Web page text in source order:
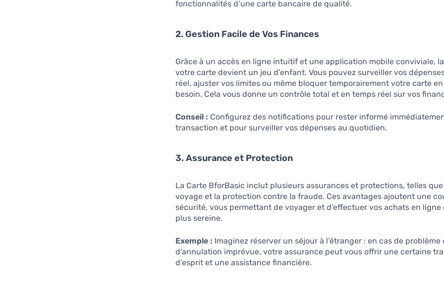
fonctionnalités d’une carte bancaire de qualité.
2. Gestion Facile de Vos Finances
Grâce à un accès en ligne intuitif et une application mobile conviviale,
votre carte devient un jeu d’enfant. Vous pouvez surveiller vos
réel, ajuster vos limites ou même bloquer temporairement votre carte
besoin. Cela vous donne un contrôle total et en temps réel sur vos
Conseil : Configurez des notifications pour rester informé
transaction et pour surveiller vos dépenses au quotidien.
3. Assurance et Protection
La Carte BforBasic inclut plusieurs assurances et protections, telles que
voyage et la protection contre la fraude. Ces avantages ajoutent une
sécurité, vous permettant de voyager et d’effectuer vos achats en ligne
plus sereine.
Exemple : Imaginez réserver un séjour à l’étranger : en cas de problème
d’annulation imprévue, votre assurance peut vous offrir une certaine
d’esprit et une assistance financière.